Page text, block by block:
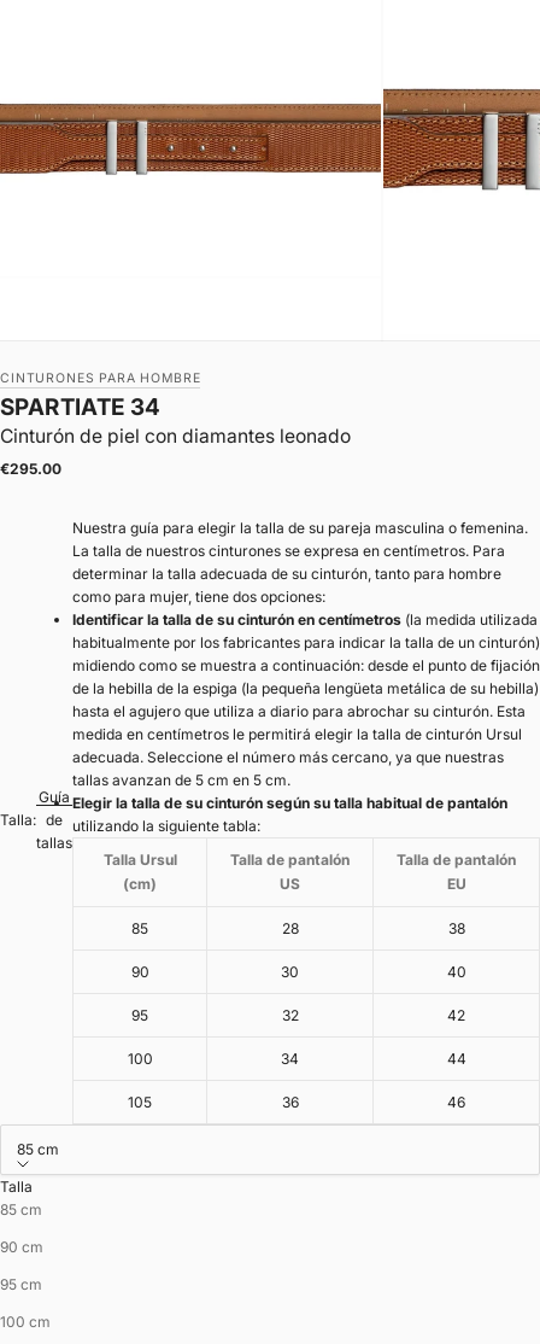
CINTURONES PARA HOMBRE
Cinturón de piel con diamantes leonado
SPARTIATE 34
Precio de oferta
€295.00
Talla:
Guía
de
tallas
Nuestra guía para elegir la talla de su pareja masculina o femenina.
La talla de nuestros cinturones se expresa en centímetros. Para
determinar la talla adecuada de su cinturón, tanto para hombre
como para mujer, tiene dos opciones:
Identificar la talla de su cinturón en centímetros (la medida utilizada
habitualmente por los fabricantes para indicar la talla de un cinturón)
midiendo como se muestra a continuación: desde el punto de fijación
de la hebilla de la espiga (la pequeña lengüeta metálica de su hebilla)
hasta el agujero que utiliza a diario para abrochar su cinturón. Esta
medida en centímetros le permitirá elegir la talla de cinturón Ursul
adecuada. Seleccione el número más cercano, ya que nuestras
tallas avanzan de 5 cm en 5 cm.
Elegir la talla de su cinturón según su talla habitual de pantalón
utilizando la siguiente tabla:
Talla Ursul
(cm)
Talla de pantalón
US
Talla de pantalón
EU
85 28 38
90 30 40
95 32 42
100 34 44
105 36 46
85 cm
Talla
85 cm
90 cm
95 cm
100 cm